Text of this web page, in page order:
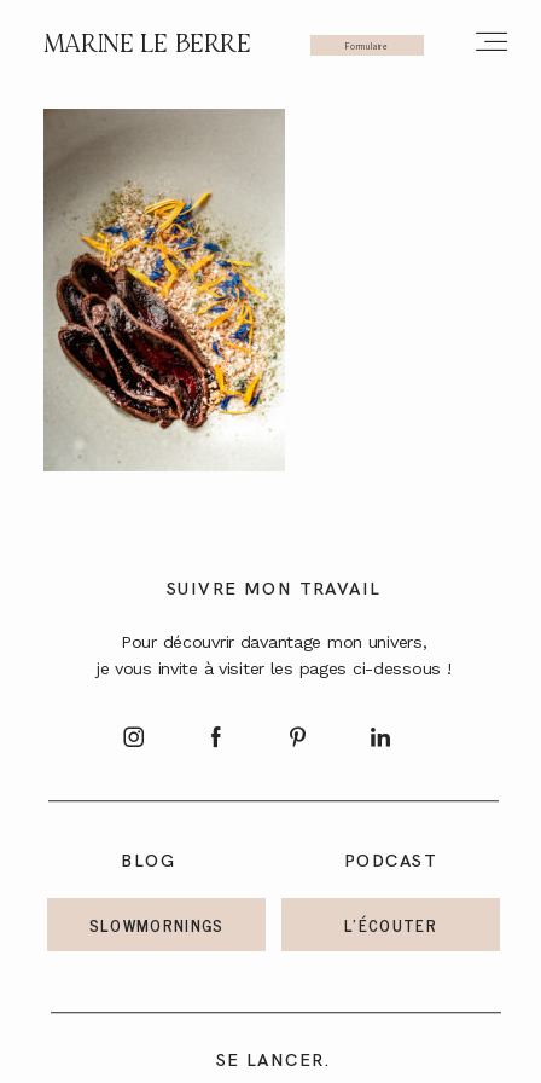
MARINE LE BERRE Formulaire
BLOG
SE LANCER.
SUIVRE MON TRAVAIL
SLOWMORNINGS
Pour découvrir davantage mon univers,
je vous invite à visiter les pages ci-dessous !
PODCAST
L'ÉCOUTER
PHOTOS
VIDÉOS
CONTACT